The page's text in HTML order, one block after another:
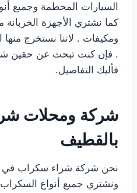
السيارات المحطمة وجميع
كما نشتري الأجهزة
ومكيفات . لاننا نستخرج منها
. فإن كنت تبحث عن حقين
فأليك التفاصيل.
شركة ومحلات
بالقطيف
نحن شركة شراء سكراب في
ونشتري جميع أنواع السكراب